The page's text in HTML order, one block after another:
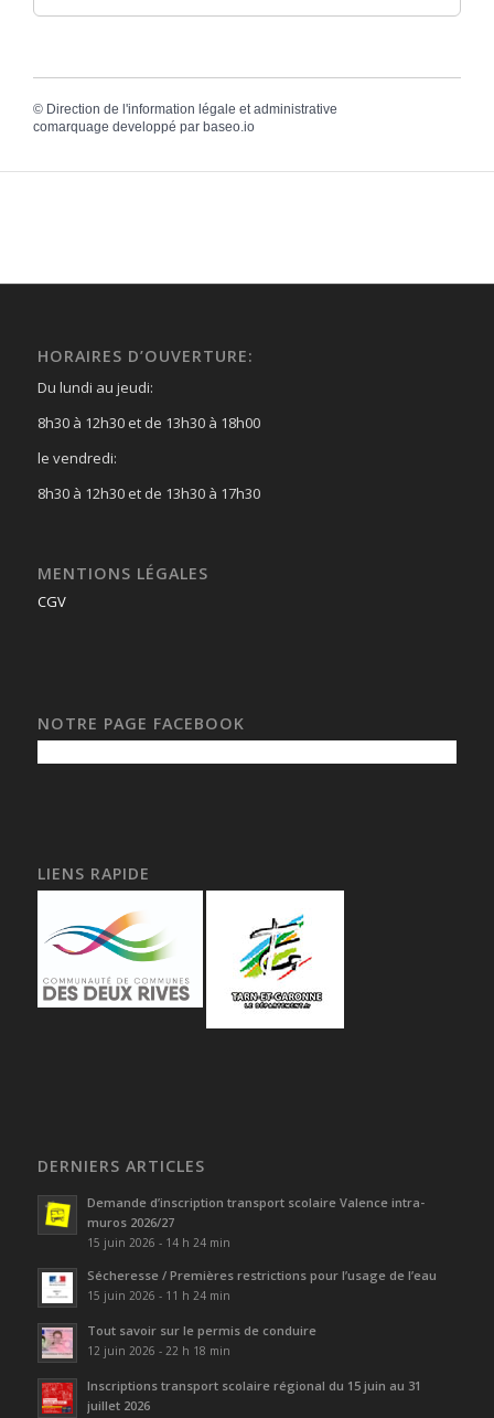
© Direction de l'information légale et administrative
comarquage developpé par baseo.io
HORAIRES D’OUVERTURE:
Du lundi au jeudi:
8h30 à 12h30 et de 13h30 à 18h00
le vendredi:
8h30 à 12h30 et de 13h30 à 17h30
MENTIONS LÉGALES
CGV
NOTRE PAGE FACEBOOK
LIENS RAPIDE
DERNIERS ARTICLES
Demande d’inscription transport scolaire Valence intra-
muros 2026/27
15 juin 2026 - 14 h 24 min
Sécheresse / Premières restrictions pour l’usage de l’eau
15 juin 2026 - 11 h 24 min
Tout savoir sur le permis de conduire
12 juin 2026 - 22 h 18 min
Inscriptions transport scolaire régional du 15 juin au 31
juillet 2026